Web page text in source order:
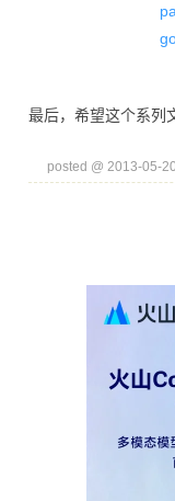
最后，希望这个系列
posted @ 2013-05-